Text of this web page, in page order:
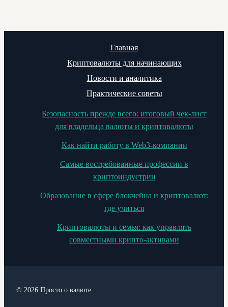
Главная
Криптовалюты для начинающих
Новости и аналитика
Практические советы
Безопасность прежде всего: итоговый чек-лист
для владельца валюты и криптовалюты
Как найти работу в Web3-компании
Самые востребованные профессии в
криптоиндустрии
Образование в сфере блокчейна и криптовалют:
где учиться
Криптовалюты и семья: как управлять
совместными крипто-активами
© 2026 Просто о валюте